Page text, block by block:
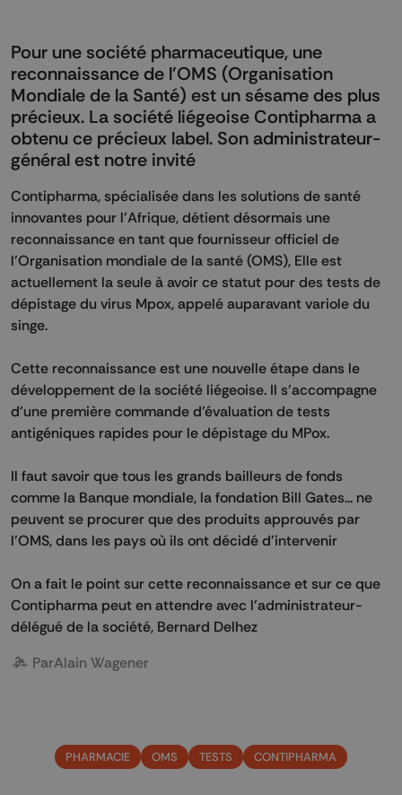
Pour une société pharmaceutique, une
reconnaissance de l'OMS (Organisation
Mondiale de la Santé) est un sésame des plus
précieux. La société liégeoise Contipharma a
obtenu ce précieux label. Son administrateur-
général est notre invité
Contipharma, spécialisée dans les solutions de santé
innovantes pour l'Afrique, détient désormais une
reconnaissance en tant que fournisseur officiel de
l'Organisation mondiale de la santé (OMS), Elle est
actuellement la seule à avoir ce statut pour des tests de
dépistage du virus Mpox, appelé auparavant variole du
singe.
Cette reconnaissance est une nouvelle étape dans le
développement de la société liégeoise. Il s'accompagne
d'une première commande d'évaluation de tests
antigéniques rapides pour le dépistage du MPox.
Il faut savoir que tous les grands bailleurs de fonds
comme la Banque mondiale, la fondation Bill Gates... ne
peuvent se procurer que des produits approuvés par
l'OMS, dans les pays où ils ont décidé d'intervenir
On a fait le point sur cette reconnaissance et sur ce que
Contipharma peut en attendre avec l'administrateur-
délégué de la société, Bernard Delhez
ParAlain Wagener
PHARMACIE OMS TESTS CONTIPHARMA